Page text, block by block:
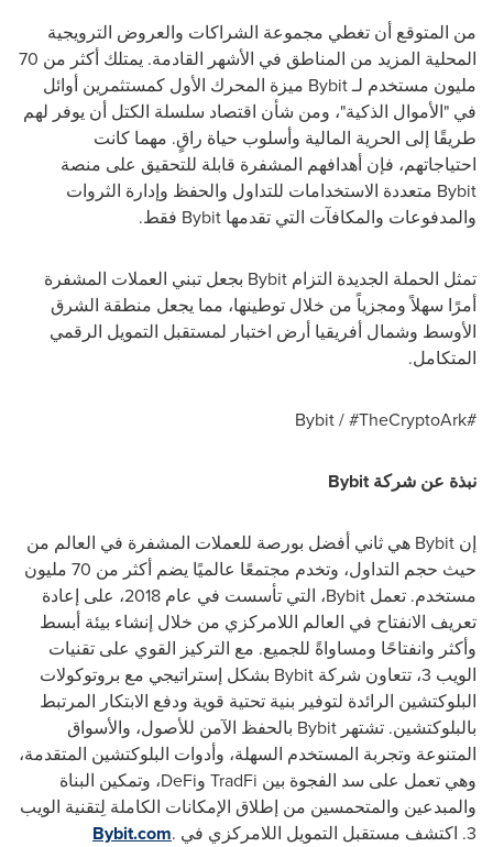
من المتوقع أن تغطي مجموعة الشراكات والعروض الترويجية
المحلية المزيد من المناطق في الأشهر القادمة. يمتلك أكثر من 70
مليون مستخدم لـBybit ميزة المحرك الأول كمستثمرين أوائل
في "الأموال الذكية"، ومن شأن اقتصاد سلسلة الكتل أن يوفر لهم
طريقًا إلى الحرية المالية وأسلوب حياة راقٍ. مهما كانت
احتياجاتهم، فإن أهدافهم المشفرة قابلة للتحقيق على منصة
Bybit متعددة الاستخدامات للتداول والحفظ وإدارة الثروات
والمدفوعات والمكافآت التي تقدمها Bybit فقط.
تمثل الحملة الجديدة التزام Bybit بجعل تبني العملات المشفرة
أمرًا سهلاً ومجزياً من خلال توطينها، مما يجعل منطقة الشرق
الأوسط وشمال أفريقيا أرض اختبار لمستقبل التمويل الرقمي
المتكامل.
#
Bybit / #TheCryptoArk
نبذة عن شركةBybit
إن Bybit هي ثاني أفضل بورصة للعملات المشفرة في العالم من
حيث حجم التداول، وتخدم مجتمعًا عالميًا يضم أكثر من 70 مليون
مستخدم. تعمل Bybit
، التي تأسست في عام 2018، على إعادة
تعريف الانفتاح في العالم اللامركزي من خلال إنشاء بيئة أبسط
وأكثر وانفتاحًا ومساواةً للجميع. مع التركيز القوي على تقنيات
الويب 3، تتعاون شركة
Bybit بشكل إستراتيجي مع بروتوكولات
البلوكتشين الرائدة لتوفير بنية تحتية قوية ودفع الابتكار المرتبط
بالبلوكتشين. تشتهر Bybit بالحفظ الآمن للأصول، والأسواق
المتنوعة وتجربة المستخدم السهلة، وأدوات البلوكتشين المتقدمة،
وهي تعمل على سد الفجوة بين TradFi وDeFi، وتمكين البناة
والمبدعين والمتحمسين من إطلاق الإمكانات الكاملة لِتقنية الويب
3. اكتشف مستقبل التمويل اللامركزي في
.
Bybit.com